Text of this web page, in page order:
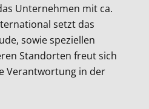
Unternehmen mit ca.
setzt das
sowie speziellen
Standorten freut sich
Verantwortung in der